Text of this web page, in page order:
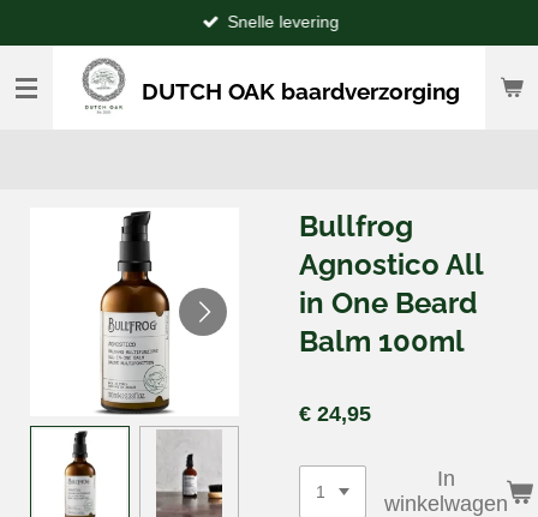
direct
naar
hoofdinhoud
DUTCH OAK baardverzorging
Snelle levering
Bullfrog
Agnostico All
in One Beard
Balm 100ml
€ 24,95
In
winkelwagen